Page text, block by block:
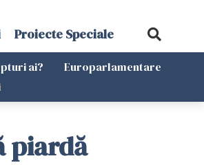
Proiecte Speciale
ai?
Europarlamentare
piardă